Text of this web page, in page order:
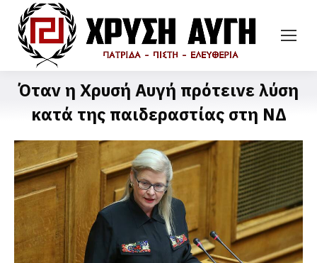
Όταν η Χρυσή Αυγή πρότεινε λύση
κατά της παιδεραστίας στη ΝΔ